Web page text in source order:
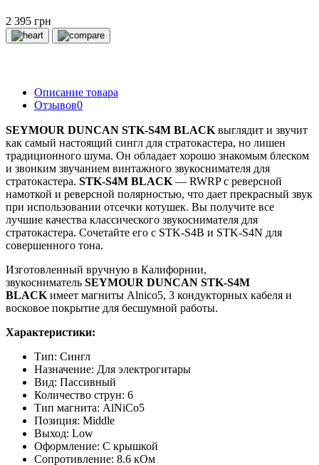
2 395 грн
Описание товара
Отзывов0
SEYMOUR DUNCAN STK-S4M BLACK выглядит и звучит
как самый настоящий сингл для стратокастера, но лишен
традиционного шума. Он обладает хорошо знакомым блеском
и звонким звучанием винтажного звукоснимателя для
стратокастера. STK-S4M BLACK — RWRP с реверсной
намоткой и реверсной полярностью, что дает прекрасный звук
при использовании отсечки котушек. Вы получите все
лучшие качества классического звукоснимателя для
стратокастера. Сочетайте его с STK-S4B и STK-S4N для
совершенного тона.
Изготовленный вручную в Калифорнии,
звукосниматель SEYMOUR DUNCAN STK-S4M
BLACK имеет магниты Alnico5, 3 кондукторных кабеля и
восковое покрытие для бесшумной работы.
Характеристики:
Тип: Сингл
Назначение: Для электрогитары
Вид: Пассивный
Количество струн: 6
Тип магнита: AlNiCo5
Позиция: Middle
Выход: Low
Оформление: С крышкой
Сопротивление: 8.6 кОм